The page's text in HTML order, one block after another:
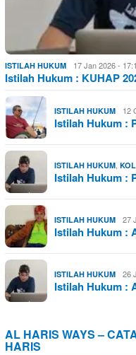
ISTILAH HUKUM 17 Jan 2026 -
Istilah Hukum : KUHAP
ISTILAH HUKUM 12
Istilah Hukum :
ISTILAH HUKUM
Istilah Hukum :
ISTILAH HUKUM 27
Istilah Hukum :
ISTILAH HUKUM 26
Istilah Hukum :
AL HARIS WAYS –
HARIS